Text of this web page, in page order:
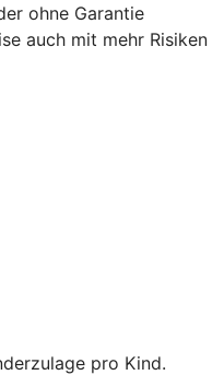
ohne Garantie
auch mit mehr Risiken
pro Kind.